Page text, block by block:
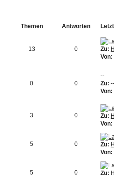
Themen Antworten
13 0
Zu:
Von:
0 0
--
Zu:
Von:
3 0
Zu:
Von:
5 0
Zu:
Von:
5 0
Zu: